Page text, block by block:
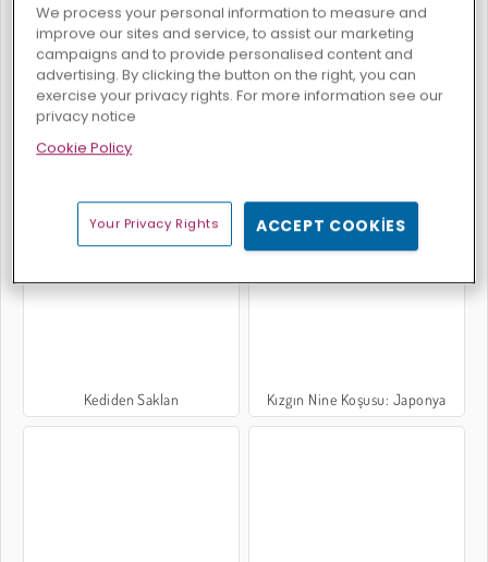
Anakonda Koşusu Tomb Runner
Yaşasın Pizza! Uzun Adam Evrimi
Kediden Saklan Kızgın Nine Koşusu: Japonya
We process your personal information to measure and
improve our sites and service, to assist our marketing
campaigns and to provide personalised content and
advertising. By clicking the button on the right, you can
exercise your privacy rights. For more information see our
privacy notice
Cookie Policy
Your Privacy Rights ACCEPT COOKIES